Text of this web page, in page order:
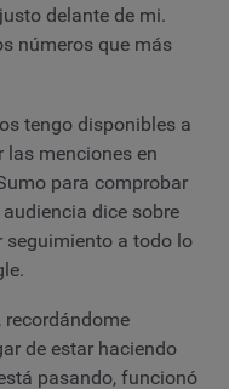
delante de mi.
números que más
tengo disponibles a
las menciones en
para comprobar
dice sobre
seguimiento a todo lo
recordándome
de estar haciendo
pasando, funcionó